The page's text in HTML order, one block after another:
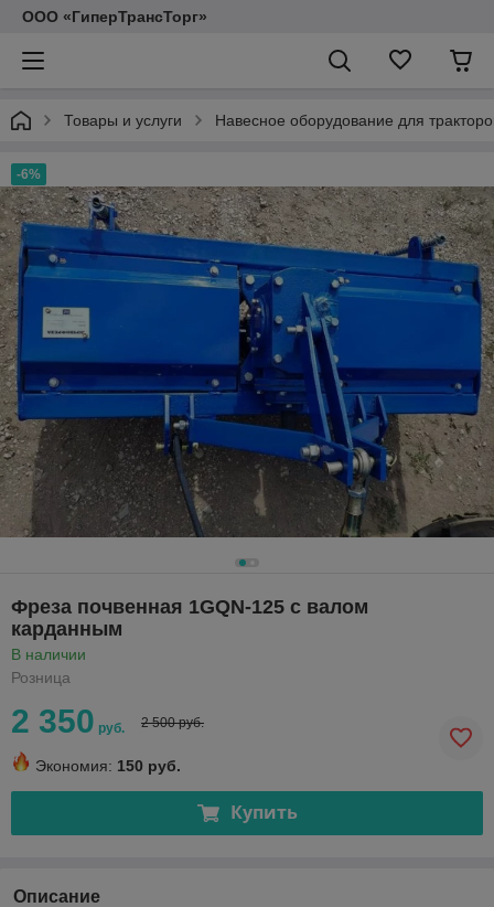
ООО «ГиперТрансТорг»
Товары и услуги Навесное оборудование для
-6%
Фреза почвенная 1GQN-125 с валом
карданным
В наличии
Розница
2 350 руб. 2 500 руб.
Экономия: 150 руб.
Купить
Описание